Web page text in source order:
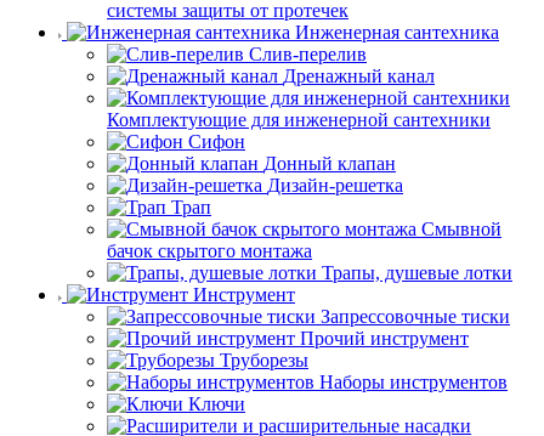
системы защиты от протечек
Инженерная сантехника
Слив-перелив
Дренажный канал
Комплектующие для инженерной сантехники
Сифон
Донный клапан
Дизайн-решетка
Трап
Смывной
бачок скрытого монтажа
Трапы, душевые лотки
Инструмент
Запрессовочные тиски
Прочий инструмент
Труборезы
Наборы инструментов
Ключи